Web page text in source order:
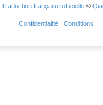
Traduction française officielle©
Confidentialité | Conditions